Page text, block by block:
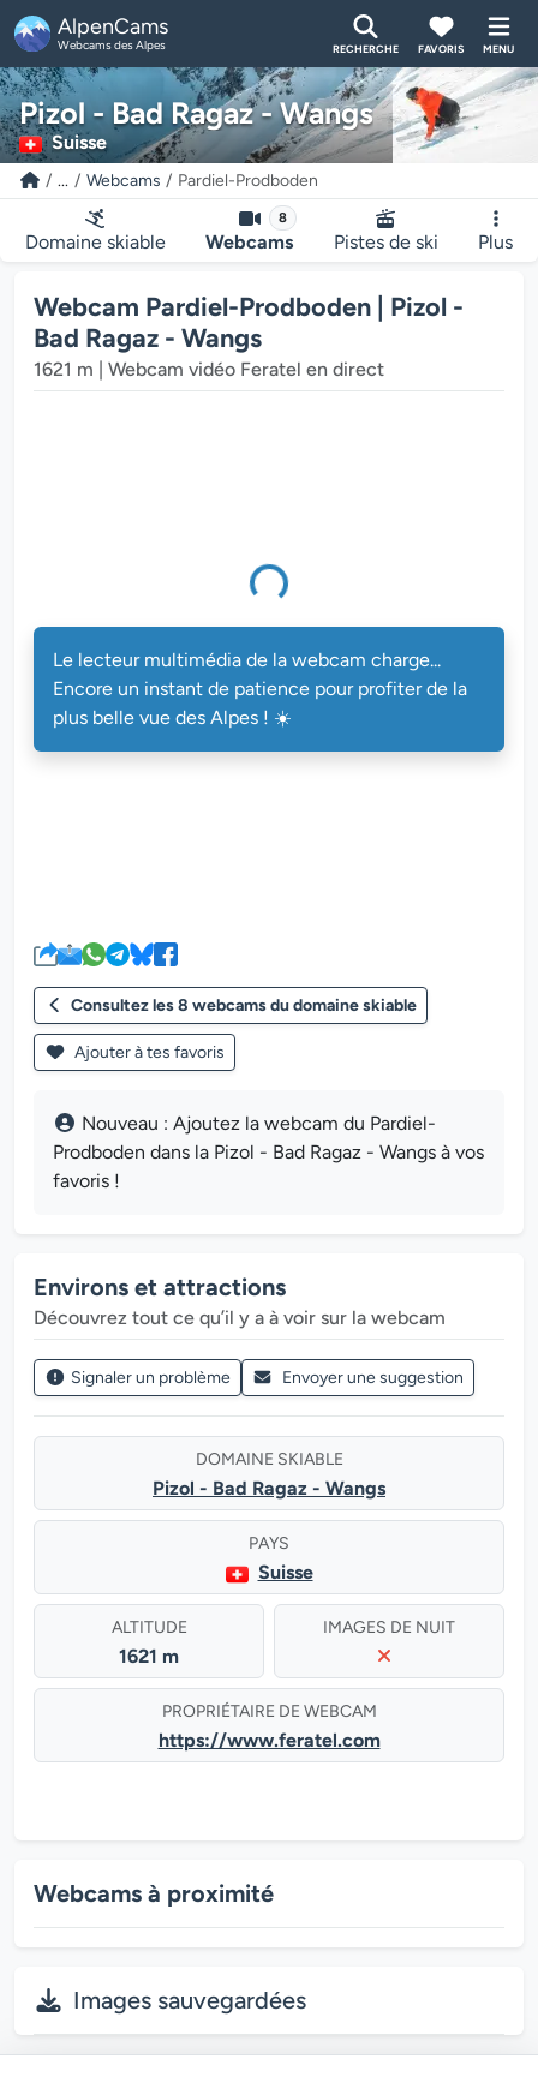
AlpenCams
Webcams des Alpes RECHERCHE FAVORIS MENU
Pizol - Bad Ragaz - Wangs
Suisse
... Webcams Pardiel-Prodboden
Domaine skiable
8
Webcams Pistes de ski Plus
Webcam Pardiel-Prodboden | Pizol -
Bad Ragaz - Wangs
1621 m | Webcam vidéo Feratel en direct
de la webcam charge...
Le lecteur multimédia de la webcam charge...
Encore un instant de patience pour profiter de la
plus belle vue des Alpes ! ☀️
Consultez les 8 webcams du domaine skiable
Ajouter à tes favoris
Nouveau : Ajoutez la webcam du Pardiel-
Prodboden dans la Pizol - Bad Ragaz - Wangs à vos
favoris !
Environs et attractions
Découvrez tout ce qu’il y a à voir sur la webcam
Signaler un problème Envoyer une suggestion
DOMAINE SKIABLE
Pizol - Bad Ragaz - Wangs
PAYS
Suisse
ALTITUDE
1621 m
IMAGES DE NUIT
PROPRIÉTAIRE DE WEBCAM
https://www.feratel.com
Webcams à proximité
Images sauvegardées